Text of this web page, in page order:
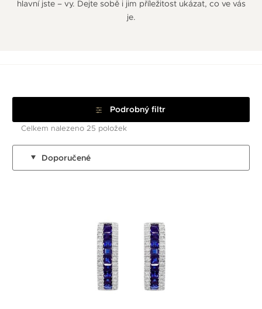
hlavní jste – vy. Dejte sobě i jim příležitost ukázat, co ve vás
je.
Podrobný filtr
Celkem nalezeno 25 položek
Doporučené